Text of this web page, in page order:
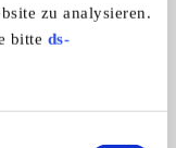
zu analysieren.
bitte ds-